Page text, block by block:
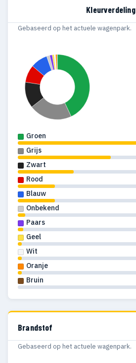
Kleurverdeling
Gebaseerd op het actuele wagenpark.
Groen
Grijs
Zwart
Rood
Blauw
Onbekend
Paars
Geel
Wit
Oranje
Bruin
Brandstof
Gebaseerd op het actuele wagenpark.